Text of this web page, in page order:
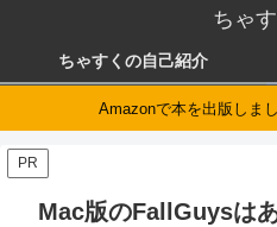
ちゃ
ちゃすくの自己紹介
Amazonで本を出版しま
PR
Mac版のFallGuysは